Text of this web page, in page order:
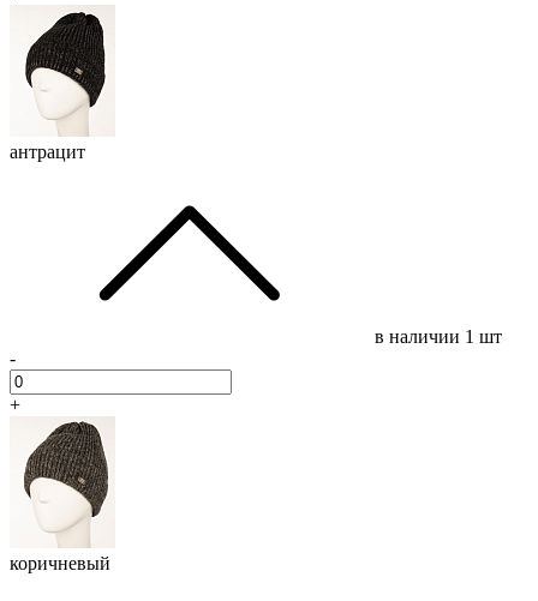
антрацит
в наличии 1 шт
-
+
коричневый